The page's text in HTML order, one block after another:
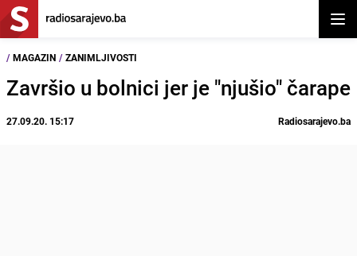
/ MAGAZIN / ZANIMLJIVOSTI
Završio u bolnici jer je "njušio" čarape
27.09.20. 15:17 Radiosarajevo.ba